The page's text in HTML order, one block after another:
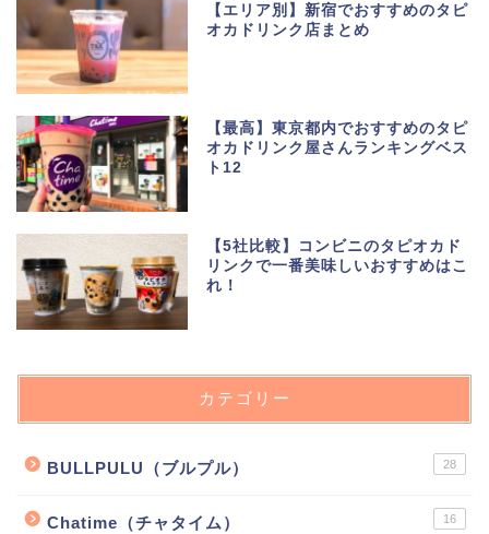
【エリア別】新宿でおすすめのタピ
オカドリンク店まとめ
【最高】東京都内でおすすめのタピ
オカドリンク屋さんランキングベス
ト12
【5社比較】コンビニのタピオカド
リンクで一番美味しいおすすめはこ
れ！
カテゴリー
BULLPULU（ブルプル） 28
Chatime（チャタイム） 16